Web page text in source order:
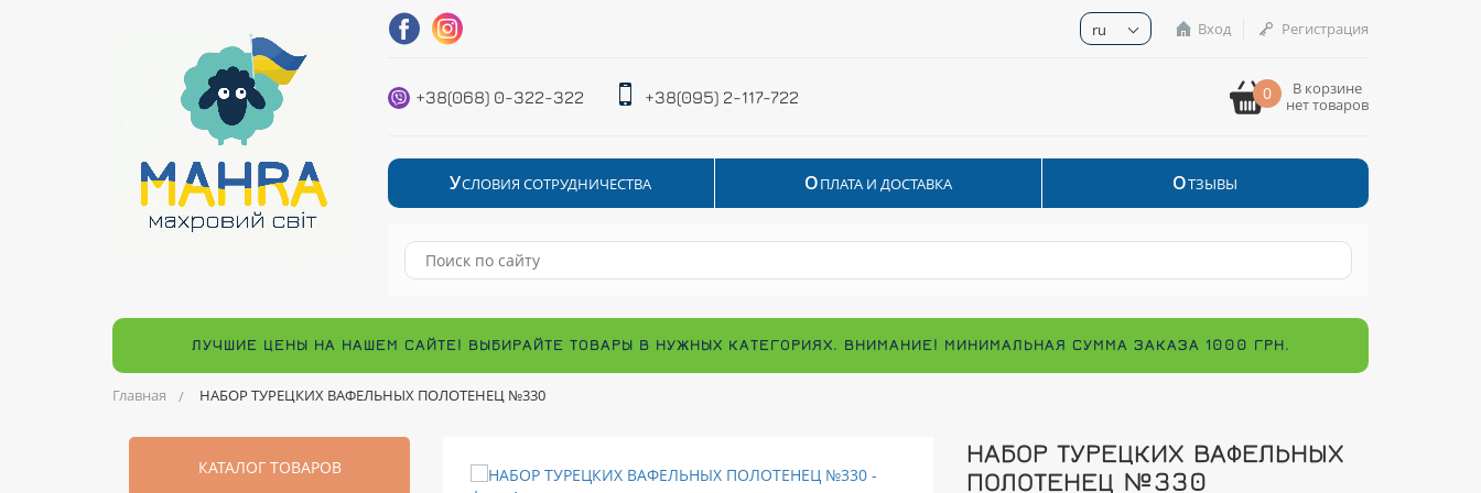
ru Вход Регистрация
+38(068) 0-322-322 +38(095) 2-117-722 0
В корзине
нет товаров
УСЛОВИЯ СОТРУДНИЧЕСТВА ОПЛАТА И ДОСТАВКА ОТЗЫВЫ
ЛУЧШИЕ ЦЕНЫ НА НАШЕМ САЙТЕ! ВЫБИРАЙТЕ ТОВАРЫ В НУЖНЫХ КАТЕГОРИЯХ. ВНИМАНИЕ! МИНИМАЛЬНАЯ СУММА ЗАКАЗА 1000 ГРН.
Главная НАБОР ТУРЕЦКИХ ВАФЕЛЬНЫХ ПОЛОТЕНЕЦ №330
КАТАЛОГ ТОВАРОВ
НАБОР ТУРЕЦКИХ ВАФЕЛЬНЫХ
ПОЛОТЕНЕЦ №330